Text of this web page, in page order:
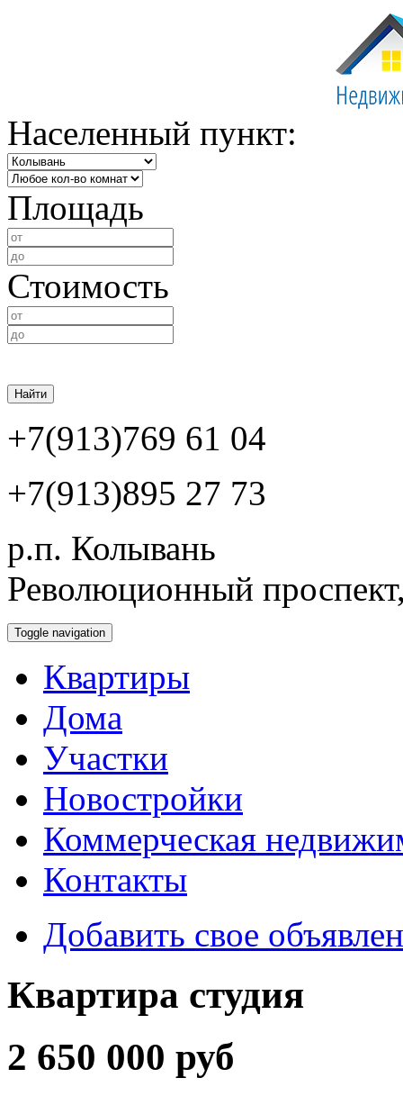
Населенный пункт:
Площадь
Стоимость
Найти
+7(913)769 61 04
+7(913)895 27 73
р.п. Колывань
Революционный
Toggle navigation
Квартиры
Дома
Участки
Новостройки
Коммерческая
Контакты
Добавить свое
Квартира студия
2 650 000 руб